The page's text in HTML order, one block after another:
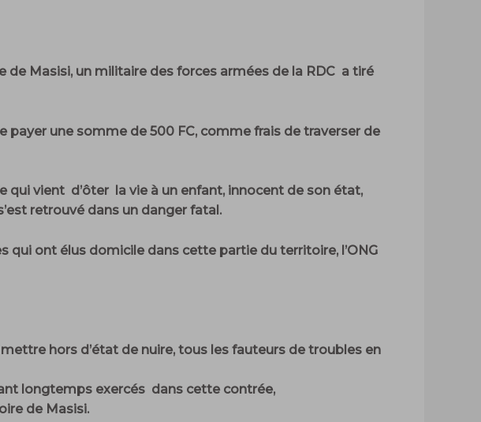
de Masisi, un militaire des forces armées de la RDC a tiré
payer une somme de 500 FC, comme frais de traverser de
qui vient d’ôter la vie à un enfant, innocent de son état,
retrouvé dans un danger fatal.
qui ont élus domicile dans cette partie du territoire, l’ONG
hors d’état de nuire, tous les fauteurs de troubles en
longtemps exercés dans cette contrée,
de Masisi.